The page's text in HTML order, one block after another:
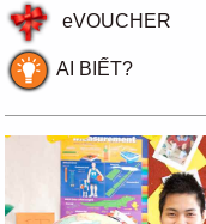
eVOUCHER
AI BIẾT?